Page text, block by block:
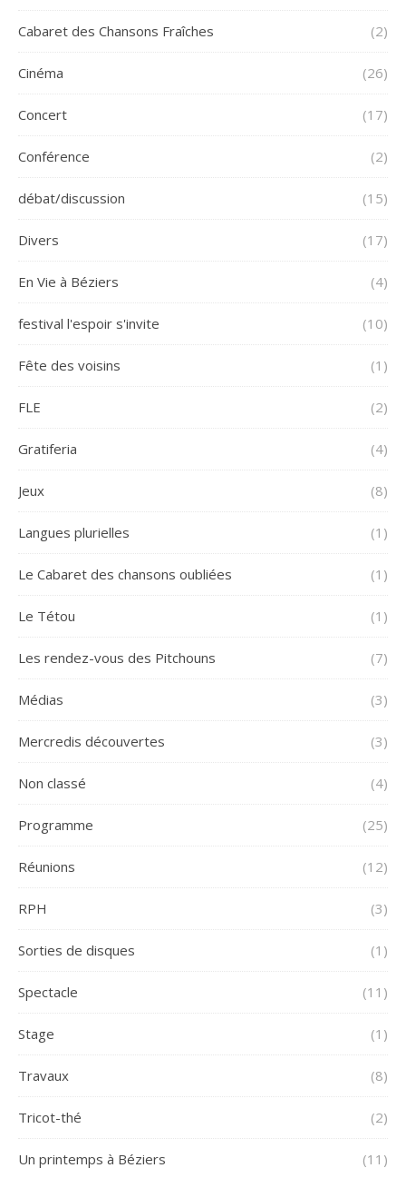
Cabaret des Chansons Fraîches (2)
Cinéma (26)
Concert (17)
Conférence (2)
débat/discussion (15)
Divers (17)
En Vie à Béziers (4)
festival l'espoir s'invite (10)
Fête des voisins (1)
FLE (2)
Gratiferia (4)
Jeux (8)
Langues plurielles (1)
Le Cabaret des chansons oubliées (1)
Le Tétou (1)
Les rendez-vous des Pitchouns (7)
Médias (3)
Mercredis découvertes (3)
Non classé (4)
Programme (25)
Réunions (12)
RPH (3)
Sorties de disques (1)
Spectacle (11)
Stage (1)
Travaux (8)
Tricot-thé (2)
Un printemps à Béziers (11)